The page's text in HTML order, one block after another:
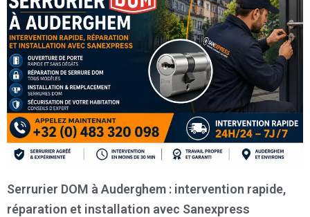
Serrurier DOM à Auderghem : intervention rapide,
réparation et installation avec Sanexpress